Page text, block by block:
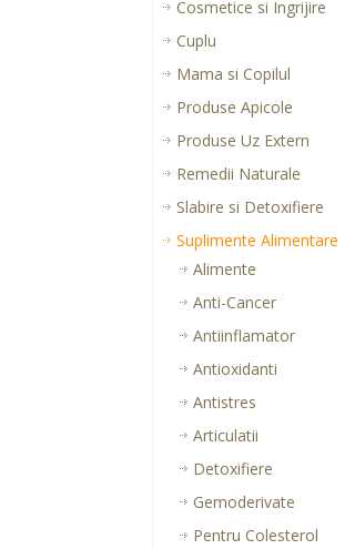
Cosmetice si Ingrijire
Cuplu
Mama si Copilul
Produse Apicole
Produse Uz Extern
Remedii Naturale
Slabire si Detoxifiere
Suplimente Alimentare
Alimente
Anti-Cancer
Antiinflamator
Antioxidanti
Antistres
Articulatii
Detoxifiere
Gemoderivate
Pentru Colesterol